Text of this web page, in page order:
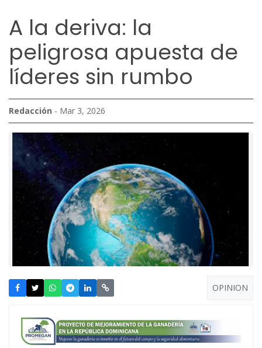
A la deriva: la
peligrosa apuesta de
líderes sin rumbo
Redacción - Mar 3, 2026
OPINION